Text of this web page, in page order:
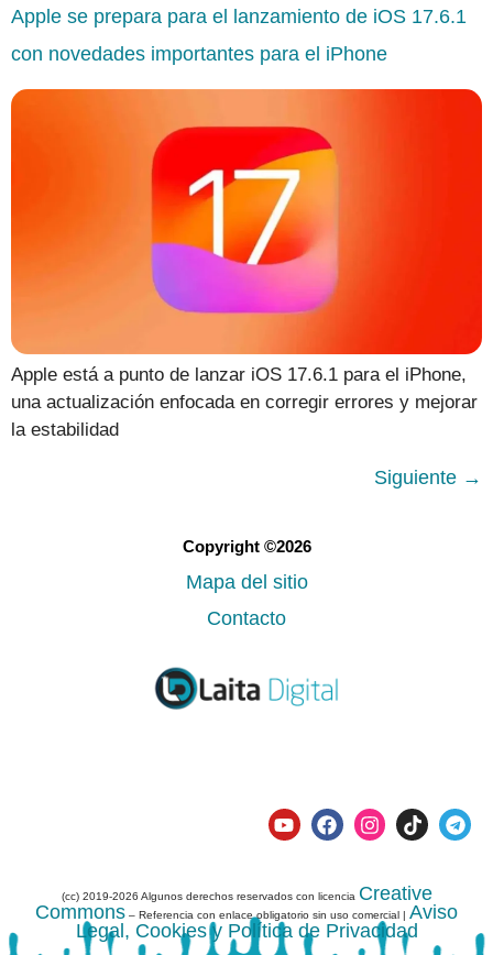
Apple se prepara para el lanzamiento de iOS 17.6.1
con novedades importantes para el iPhone
Apple está a punto de lanzar iOS 17.6.1 para el iPhone,
una actualización enfocada en corregir errores y mejorar
la estabilidad
Siguiente →
Copyright ©2026
Mapa del sitio
Contacto
(cc) 2019-2026 Algunos derechos reservados con licencia Creative
Commons – Referencia con enlace obligatorio sin uso comercial | Aviso
Legal, Cookies y Política de Privacidad